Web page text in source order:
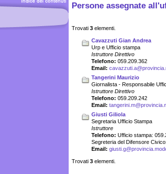
Persone assegnate
Trovati 3 elementi.
Cavazzuti Gian Andrea
Urp e Ufficio stampa
Istruttore Direttivo
Telefono: 059.209.362
Email:
Tangerini Maurizio
Giornalista - Responsabile
Istruttore Direttivo
Telefono: 059.209.242
Email:
Giusti Giliola
Segretaria Ufficio Stampa
Istruttore
Telefono: Ufficio stampa:
Segreteria del Difensore
Email:
Trovati 3 elementi.